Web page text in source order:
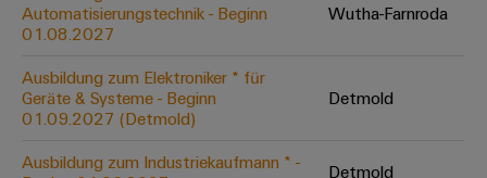
Verbindungslösungen
für
Konventionelle
Energieerzeugung
Zukunftssicherheit
für
Systeme
Lösungen
Dezentrale
Automatisierung
Elektronikgehäuse
Blitz-
und
Überspannungsschutz
Technischer
Support
Umweltbezogene
Produktkonformität
Engineering
Pressekontakt
Offene
Ausbildungs-
und
Studienplätze
Automatisierungstechnik - Beginn
01.08.2027
Wutha-Farnroda
Ausbildung zum Elektroniker * für
Geräte & Systeme - Beginn
01.09.2027 (Detmold)
Detmold
Ausbildung zum Industriekaufmann * -
Detmold